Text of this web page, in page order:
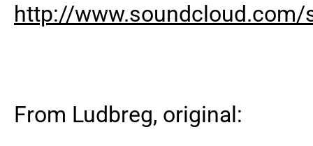
http://www.soundcloud.com/
From Ludbreg, original: